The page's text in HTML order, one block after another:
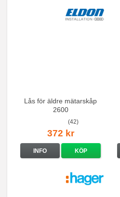
Lås för äldre mätarskåp
2600
(42)
372 kr
INFO KÖP